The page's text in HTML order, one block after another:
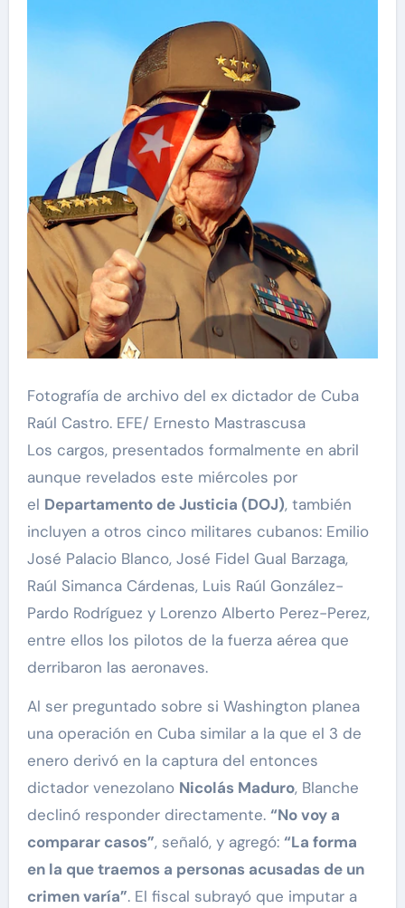
Fotografía de archivo del ex dictador de Cuba
Raúl Castro. EFE/ Ernesto Mastrascusa
Los cargos, presentados formalmente en abril
aunque revelados este miércoles por
el Departamento de Justicia (DOJ), también
incluyen a otros cinco militares cubanos: Emilio
José Palacio Blanco, José Fidel Gual Barzaga,
Raúl Simanca Cárdenas, Luis Raúl González-
Pardo Rodríguez y Lorenzo Alberto Perez-Perez,
entre ellos los pilotos de la fuerza aérea que
derribaron las aeronaves.
Al ser preguntado sobre si Washington planea
una operación en Cuba similar a la que el 3 de
enero derivó en la captura del entonces
dictador venezolano Nicolás Maduro, Blanche
declinó responder directamente. “No voy a
comparar casos”, señaló, y agregó: “La forma
en la que traemos a personas acusadas de un
crimen varía”. El fiscal subrayó que imputar a